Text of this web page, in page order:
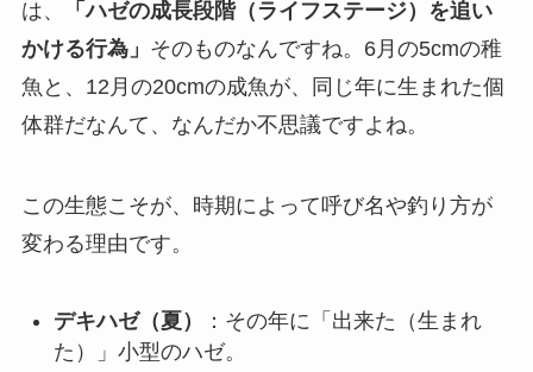
は、
「ハゼの成長段階（ライフステージ）を追い
かける行為」 そのものなんですね。6月の5cmの稚
魚と、12月の20cmの成魚が、同じ年に生まれた個
体群だなんて、なんだか不思議ですよね。
この生態こそが、時期によって呼び名や釣り方が
変わる理由です。
デキハゼ（夏）
：その年に「出来た（生まれ
た）」小型のハゼ。